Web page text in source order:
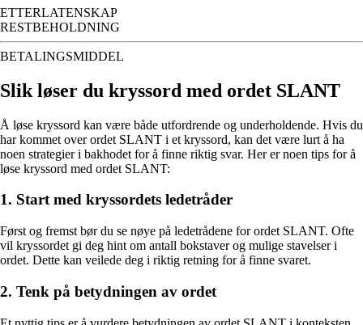
ETTERLATENSKAP
RESTBEHOLDNING
BETALINGSMIDDEL
Slik løser du kryssord med ordet SLANT
Å løse kryssord kan være både utfordrende og underholdende. Hvis du
har kommet over ordet SLANT i et kryssord, kan det være lurt å ha
noen strategier i bakhodet for å finne riktig svar. Her er noen tips for å
løse kryssord med ordet SLANT:
1. Start med kryssordets ledetråder
Først og fremst bør du se nøye på ledetrådene for ordet SLANT. Ofte
vil kryssordet gi deg hint om antall bokstaver og mulige stavelser i
ordet. Dette kan veilede deg i riktig retning for å finne svaret.
2. Tenk på betydningen av ordet